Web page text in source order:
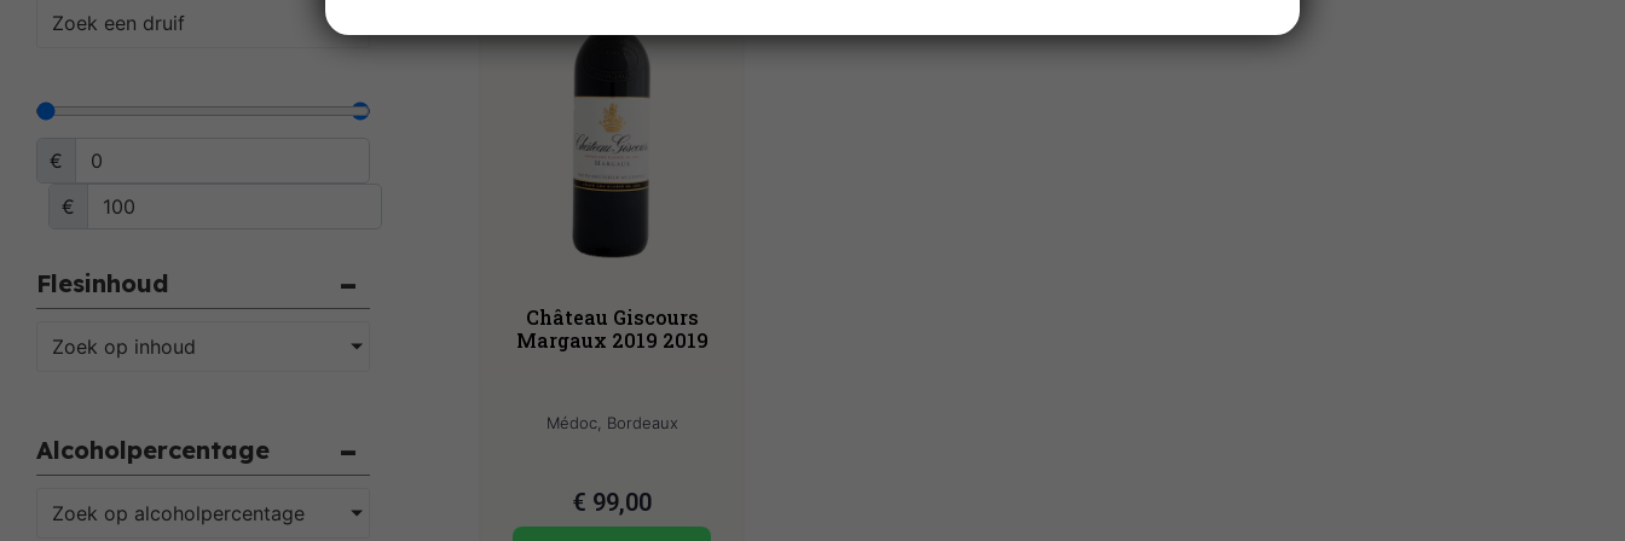
Zoek een druif
€
€
Flesinhoud
Zoek op inhoud
Alcoholpercentage
Zoek op alcoholpercentage
Château Giscours
Margaux 2019 2019
Médoc, Bordeaux
€ 99,00